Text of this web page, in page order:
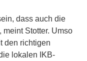
dass auch die
meint Stotter. Umso
den richtigen
lokalen IKB-